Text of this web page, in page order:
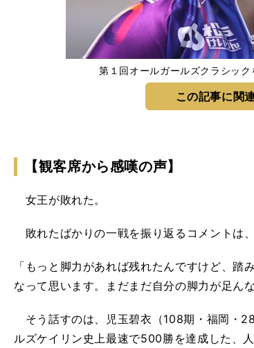
第１回オールガールズクラシック
この記事に関
【観客席から感嘆の声】
女王が敗れた。
敗れたばかりの一戦を振り返るコメントは
「もっと脚力があれば残れたんですけど、
なって思います。まだまだ自分の脚力が足んな
そう話すのは、児玉碧衣（108期・福岡・
ルズケイリン史上最速で500勝を達成した、